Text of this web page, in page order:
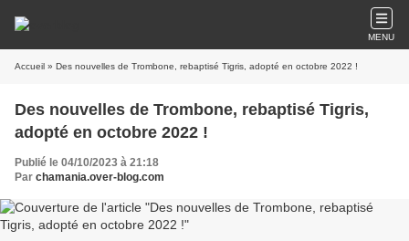
MENU
Accueil » Des nouvelles de Trombone, rebaptisé Tigris, adopté en octobre 2022 !
Des nouvelles de Trombone, rebaptisé Tigris,
adopté en octobre 2022 !
Publié le 04/10/2023 à 21:18
Par chamania.over-blog.com